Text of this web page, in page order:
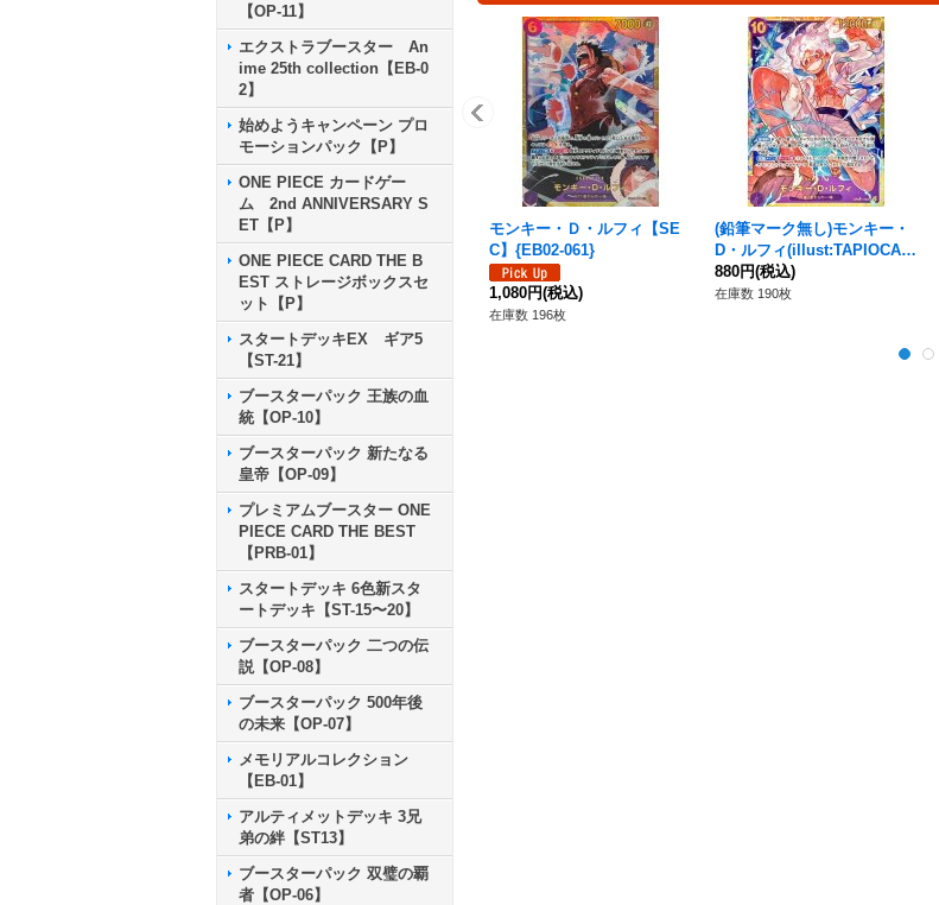
【OP-11】
エクストラブースター An
ime 25th collection【EB-0
2】
始めようキャンペーン プロ
モーションパック【P】
ONE PIECE カードゲー
ム 2nd ANNIVERSARY S
ET【P】
ONE PIECE CARD THE B
EST ストレージボックスセ
ット【P】
スタートデッキEX ギア5
【ST-21】
ブースターパック 王族の血
統【OP-10】
ブースターパック 新たなる
皇帝【OP-09】
プレミアムブースター ONE
PIECE CARD THE BEST
【PRB-01】
スタートデッキ 6色新スタ
ートデッキ【ST-15〜20】
ブースターパック 二つの伝
説【OP-08】
ブースターパック 500年後
の未来【OP-07】
メモリアルコレクション
【EB-01】
アルティメットデッキ 3兄
弟の絆【ST13】
ブースターパック 双璧の覇
者【OP-06】
モンキー・Ｄ・ルフィ【SE
C】{EB02-061}
1,080円(税込)
在庫数 196枚
(鉛筆マーク無し)モンキー・
D・ルフィ(illust:TAPIOCA)
【SEC】{OP05-119}
880円(税込)
在庫数 190枚